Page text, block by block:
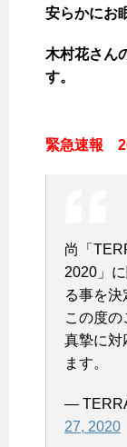
安らかにお
木村花さん
す。
緊急速報
尚「
2020」
る事を決
この度
真摯に対
ます。
—
27, 2020